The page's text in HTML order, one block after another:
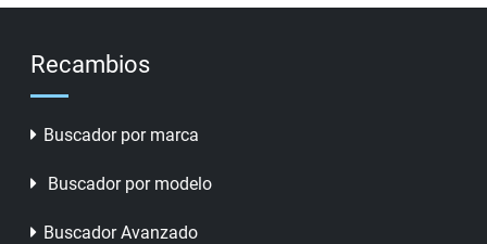
Recambios
Buscador por marca
Buscador por modelo
Buscador Avanzado